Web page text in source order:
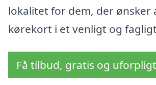
lokalitet for dem, der ønsker
kørekort i et venligt og
Få tilbud, gratis og